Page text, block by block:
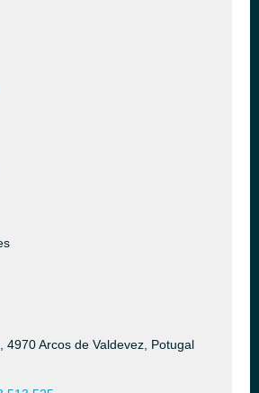
4970 Arcos de Valdevez, Potugal